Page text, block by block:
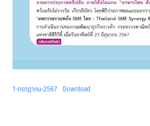
1-กรกฎาคม-2567 Download